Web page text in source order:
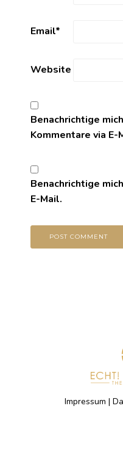
Email*
Website
Benachrichtige
Kommentare via E-
Benachrichtige
E-Mail.
Impressum |